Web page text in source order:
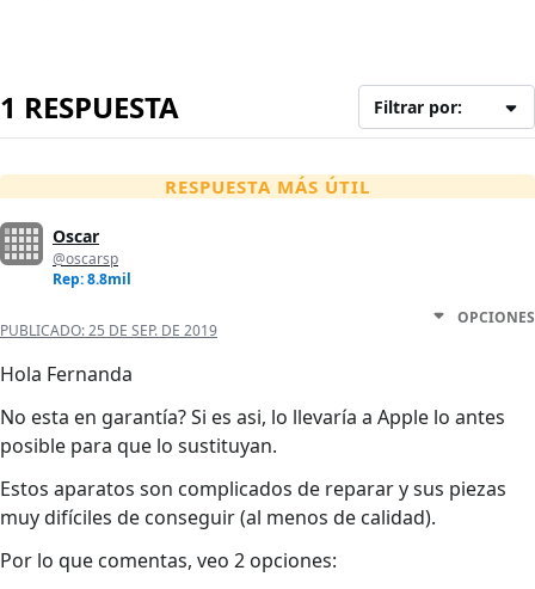
1 RESPUESTA Filtrar por:
RESPUESTA MÁS ÚTIL
Oscar
@oscarsp
Rep: 8.8mil
PUBLICADO:25 DE SEP. DE 2019
OPCIONES
Hola Fernanda
No esta en garantía? Si es asi, lo llevaría a Apple lo antes
posible para que lo sustituyan.
Estos aparatos son complicados de reparar y sus piezas
muy difíciles de conseguir (al menos de calidad).
Por lo que comentas, veo 2 opciones: